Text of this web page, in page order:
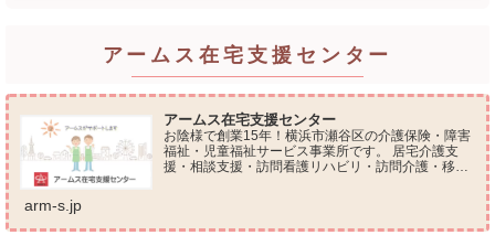
アームス在宅支援センター
アームス在宅支援センター
お陰様で創業15年！横浜市瀬谷区の介護保険・障害
福祉・児童福祉サービス事業所です。 居宅介護支
援・相談支援・訪問看護リハビリ・訪問介護・移動
arm-s.jp